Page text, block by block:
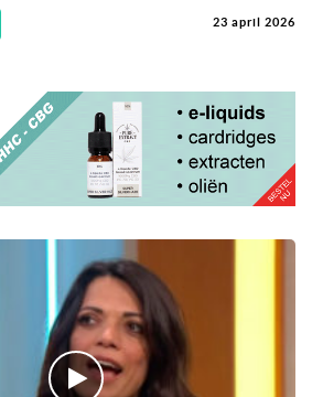
23 april 2026